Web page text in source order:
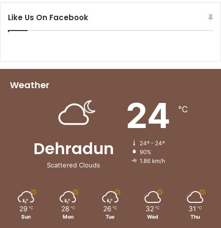
Like Us On Facebook
Weather
Dehradun
Scattered Clouds
24 ℃
24º - 24º
90%
1.86 km/h
29 ℃
Sun
28 ℃
Mon
26 ℃
Tue
32 ℃
Wed
31 ℃
Thu